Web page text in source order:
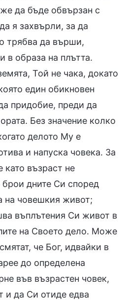
да бъде обвързан с
я захвърли, за да
трябва да върши,
в образа на плътта.
Той не чака, докато
един обикновен
придобие, преди да
Без значение колко
делото Му е
и напуска човека. За
като възраст не
дните Си според
на човешкия живот;
въплътения Си живот в
на Своето дело. Може
че Бог, идвайки в
до определена
във възрастен човек,
и да Си отиде едва